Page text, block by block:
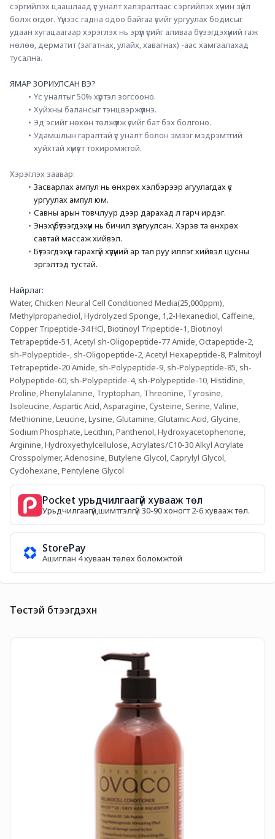
сэргийлэх цаашлаад үс уналт халзралтаас сэргийлэх хүчин зүйл
болж өгдөг. Үүнээс гадна одоо байгаа үсийг ургуулах бодисыг
удаан хугацаагаар хэрэглэх нь эрүүл үсийг аливаа бүтээгдэхүүний гаж
нөлөө, дерматит (загатнах, улайх, хавагнах) -аас хамгаалахад
тусална.
ЯМАР ЗОРИУЛСАН ВЭ?
Үс уналтыг 50% хүртэл зогсооно.
Хуйхны балансыг тэнцвэржүүлнэ.
Эд эсийг нөхөн төлжүүлж үсийг бат бэх болгоно.
Удамшлын гаралтай үс уналт болон эмзэг мэдрэмтгий
хуйхтай хүмүүст тохиромжтой.
Хэрэглэх заавар:
Засварлах ампул нь өнхрөх хэлбэрээр агуулагдах үс
ургуулах ампул юм.
Савны арын товчлуур дээр дарахад л гарч ирдэг.
Энэхүү бүтээгдэхүүн нь бичил зүү агуулсан. Хэрэв та өнхрөх
савтай массаж хийвэл.
Бүтээгдэхүүн гарахгүй хүзүүний ар тал руу иллэг хийвэл цусны
эргэлтэд тустай.
Найрлаг:
Water, Chicken Neural Cell Conditioned Media(25,000ppm),
Methylpropanediol, Hydrolyzed Sponge, 1,2-Hexanediol, Caffeine,
Copper Tripeptide-34 HCl, Biotinoyl Tripeptide-1, Biotinoyl
Tetrapeptide-51, Acetyl sh-Oligopeptide-77 Amide, Octapeptide-2,
sh-Polypeptide-, sh-Oligopeptide-2, Acetyl Hexapeptide-8, Palmitoyl
Tetrapeptide-20 Amide, sh-Polypeptide-9, sh-Polypeptide-85, sh-
Polypeptide-60, sh-Polypeptide-4, sh-Polypeptide-10, Histidine,
Proline, Phenylalanine, Tryptophan, Threonine, Tyrosine,
Isoleucine, Aspartic Acid, Asparagine, Cysteine, Serine, Valine,
Methionine, Leucine, Lysine, Glutamine, Glutamic Acid, Glycine,
Sodium Phosphate, Lecithin, Panthenol, Hydroxyacetophenone,
Arginine, Hydroxyethylcellulose, Acrylates/C10-30 Alkyl Acrylate
Crosspolymer, Adenosine, Butylene Glycol, Caprylyl Glycol,
Cyclohexane, Pentylene Glycol
Pocket урьдчилгаагүй хувааж төл
Урьдчилгаагүй,шимтгэлгүй 30-90 хоногт 2-6 хувааж төл.
StorePay
Ашиглан 4 хуваан төлөх боломжтой
Төстэй бүтээгдэхүүн